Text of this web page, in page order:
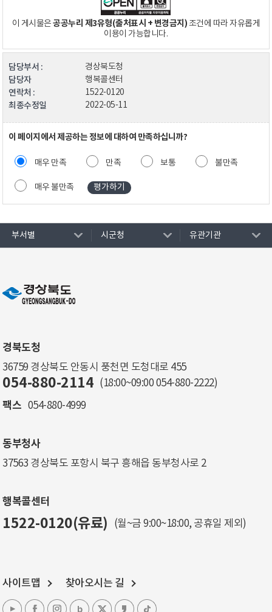
이 게시물은공공누리 제3유형(출처표시 + 변경금지)조건에 따라 자유롭게
이용이 가능합니다.
담당부서 : 경상북도청
담당자 행복콜센터
연락처 : 1522-0120
최종수정일 2022-05-11
이 페이지에서 제공하는 정보에 대하여 만족하십니까?
매우 만족 만족 보통 불만족
매우 불만족
부서별 시군청 유관기관
경북도청
36759 경상북도 안동시 풍천면 도청대로 455
054-880-2114 (18:00~09:00 054-880-2222)
팩스 054-880-4999
동부청사
37563 경상북도 포항시 북구 흥해읍 동부청사로 2
행복콜센터
1522-0120(유료) (월~금 9:00~18:00, 공휴일 제외)
사이트맵 찾아오시는 길